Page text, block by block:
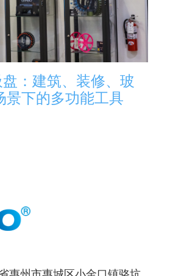
：建筑、装修、玻
景下的多功能工具